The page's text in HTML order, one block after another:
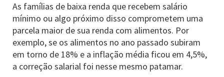
As famílias de baixa renda que recebem salário
mínimo ou algo próximo disso comprometem uma
parcela maior de sua renda com alimentos. Por
exemplo, se os alimentos no ano passado subiram
em torno de 18% e a inflação média ficou em 4,5%,
a correção salarial foi nesse mesmo patamar.